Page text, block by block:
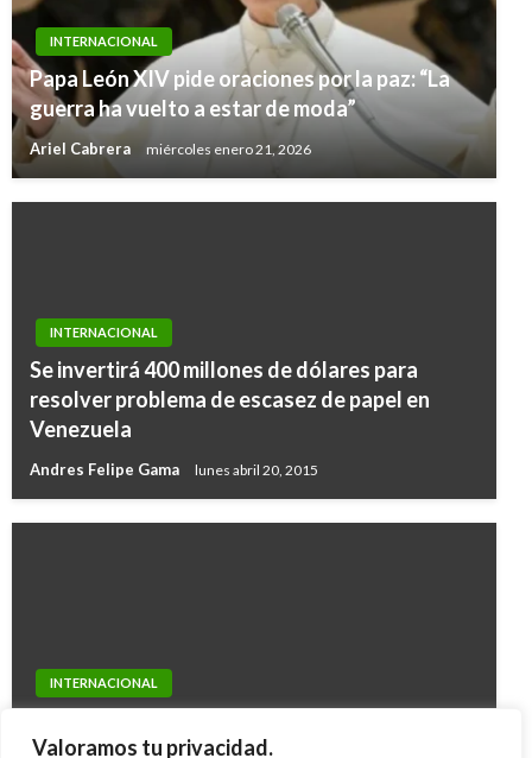
Valoramos tu privacidad.
INTERNACIONAL
Papa León XIV pide oraciones por la paz: “La
guerra ha vuelto a estar de moda”
Ariel Cabrera miércoles enero 21, 2026
INTERNACIONAL
Se invertirá 400 millones de dólares para
resolver problema de escasez de papel en
Venezuela
Andres Felipe Gama lunes abril 20, 2015
INTERNACIONAL
aéreo en España
INTERNACIONAL
¿Qué pasa en Perú que cada vez que sale un
Presidente lo meten preso?, preguntó el Papa